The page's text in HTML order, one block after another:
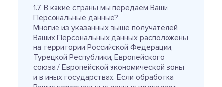
1.7. В какие страны мы передаем Ваши
Персональные данные?
Многие из указанных выше получателей
Ваших Персональных данных расположены
на территории Российской Федерации,
Турецкой Республики, Европейского
союза / Европейской экономической зоны
и в иных государствах. Если обработка